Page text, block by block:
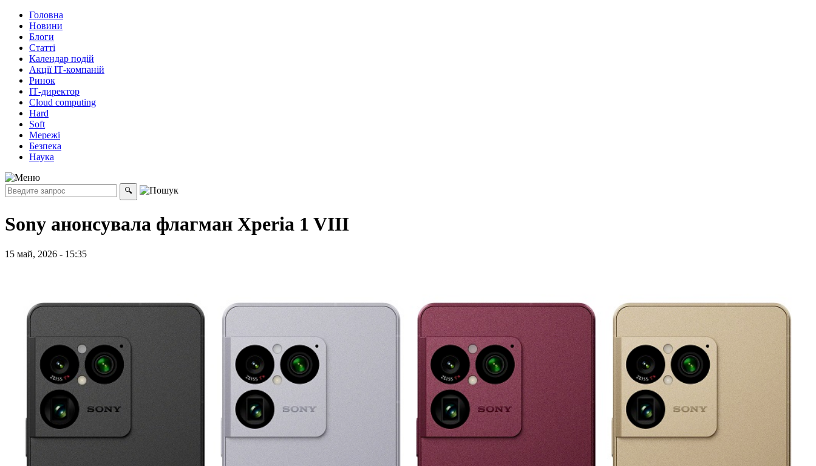
Головна
Новини
Блоги
Статті
Календар подій
Акції ІТ-компаній
Ринок
ІТ-директор
Cloud computing
Hard
Soft
Мережі
Безпека
Наука
Sony анонсувала флагман Xperia 1 VIII
15 май, 2026 - 15:35